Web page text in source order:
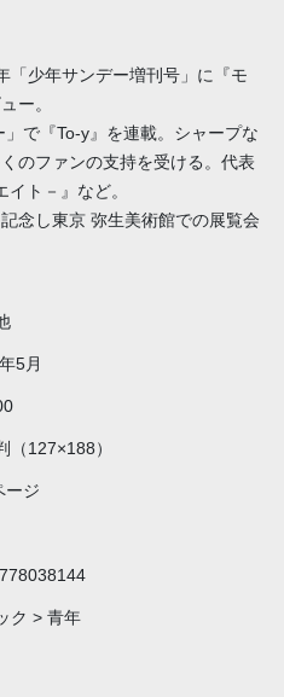
「少年サンデー増刊号」に『モ
ー。
で『To-y』を連載。シャープな
のファンの支持を受ける。代表
ト－』など。
念し東京 弥生美術館での展覧会
5月
（127×188）
ージ
ク > 青年